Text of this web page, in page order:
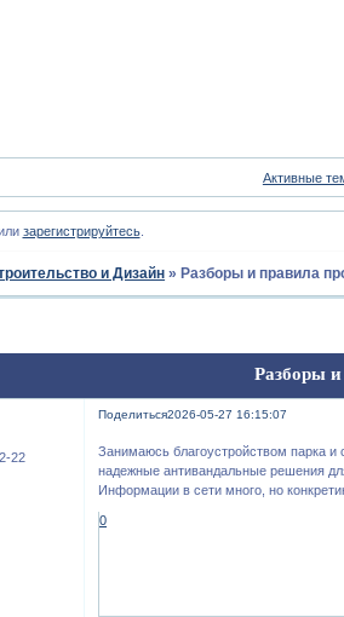
Активные
зарегистрируйтесь.
и Дизайн » Разборы и правила
Разборы
Поделиться2026-05-27 16:15:07
22
Занимаюсь благоустройством парка
надежные антивандальные решения
Информации в сети много, но
0